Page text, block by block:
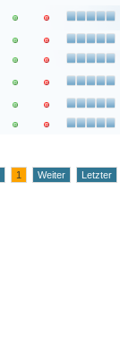
1 Weiter Letzter